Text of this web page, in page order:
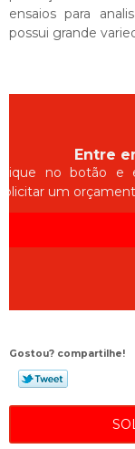
ensaios para
possui grande
Entre
no botão e
um
Gostou? compartilhe!